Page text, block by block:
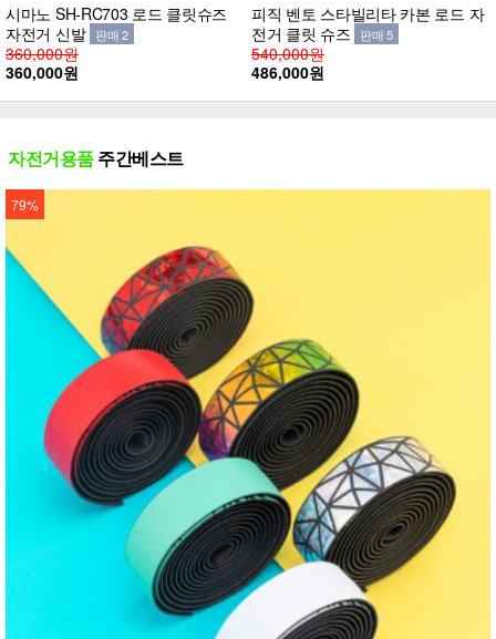
시마노 SH-RC703 로드 클릿슈즈
자전거 신발 판매 2
360,000원
360,000원
피직 벤토 스타빌리타 카본 로드 자
전거 클릿 슈즈 판매 5
540,000원
486,000원
자전거용품주간베스트
79%